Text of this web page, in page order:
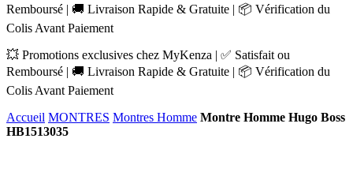
Remboursé | 🚚 Livraison Rapide & Gratuite | 📦 Vérification du
Colis Avant Paiement
💥 Promotions exclusives chez MyKenza | ✅ Satisfait ou
Remboursé | 🚚 Livraison Rapide & Gratuite | 📦 Vérification du
Colis Avant Paiement
Accueil MONTRES Montres Homme Montre Homme Hugo Boss
HB1513035